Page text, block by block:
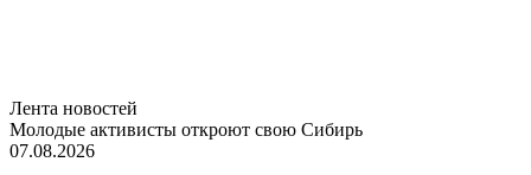
Лента новостей
Молодые активисты откроют свою Сибирь
07.08.2026